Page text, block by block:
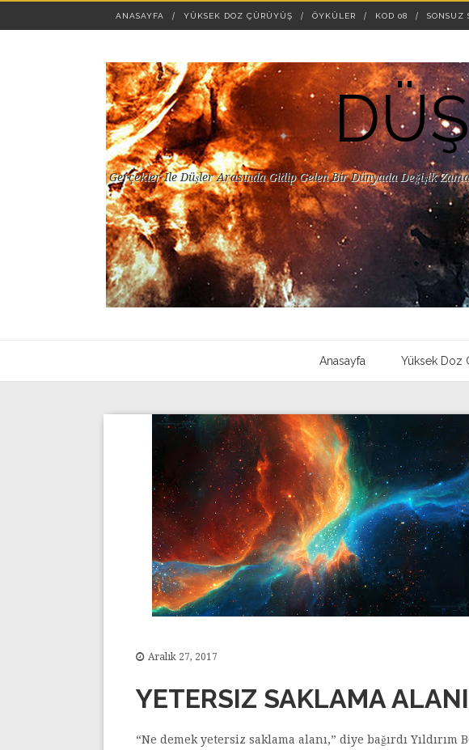
ANASAYFA YÜKSEK DOZ ÇÜRÜYÜŞ ÖYKÜLER KOD 08 SONSUZ
Gerçekler Ile Düşler Arasında Gidip Gelen Bir Dünyada Değişik
Anasayfa Yüksek Doz
Aralık 27, 2017
YETERSIZ SAKLAMA ALANI
“Ne demek yetersiz saklama alanı,” diye bağırdı